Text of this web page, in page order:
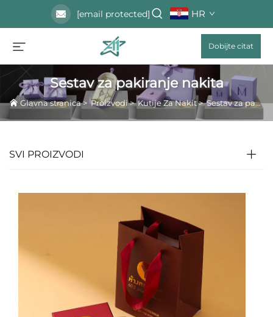
[email protected] HR
Dobijte citat
Sestav za pakiranje nakita
Glavna stranica>Proizvodi>Kutije Za Nakit>Sestav za pakiranje nakita
SVI PROIZVODI